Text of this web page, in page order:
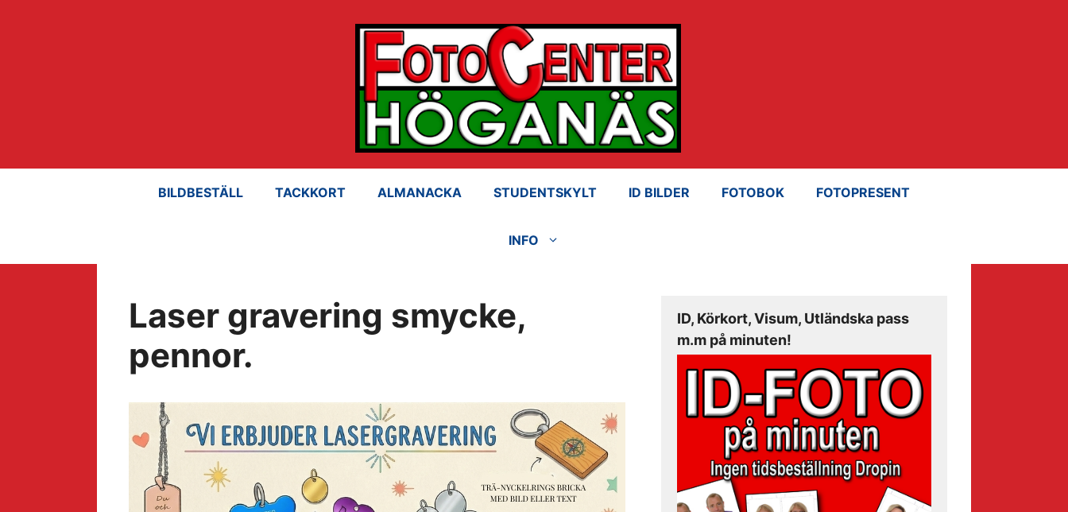
BILDBESTÄLL TACKKORT ALMANACKA STUDENTSKYLT ID BILDER FOTOBOK FOTOPRESENT
INFO
Laser gravering smycke,
pennor.
ID, Körkort, Visum, Utländska pass
m.m på minuten!